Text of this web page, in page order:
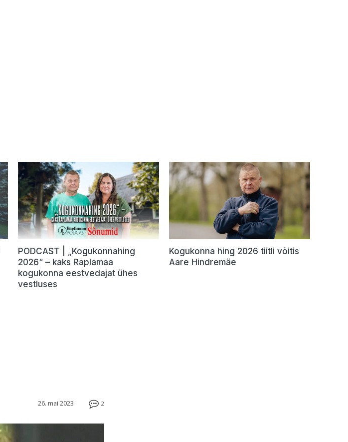
PODCAST | „Kogukonnahing
2026“ – kaks Raplamaa
kogukonna eestvedajat ühes
vestluses
Kogukonna hing 2026 tiitli võitis
Aare Hindremäe